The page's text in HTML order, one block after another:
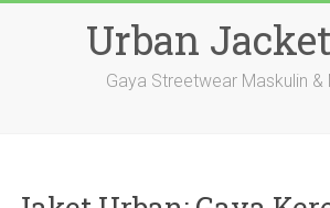
Urban
Gaya Streetwear Maskulin &